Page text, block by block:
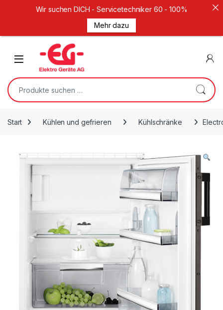
Open
Suche nach:
Start Kühlen und gefrieren Kühlschränke
Wir suchen DICH - Servicetechniker 60 - 100%
Mehr dazu